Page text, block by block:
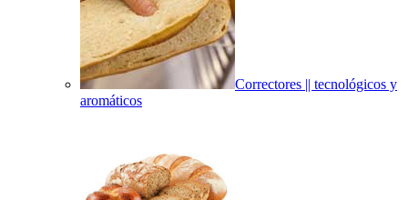
Correctores || tecnológicos y
aromáticos